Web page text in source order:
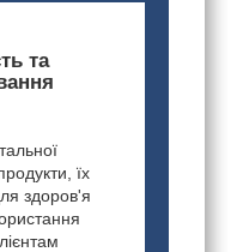
та
їх
здоров'я